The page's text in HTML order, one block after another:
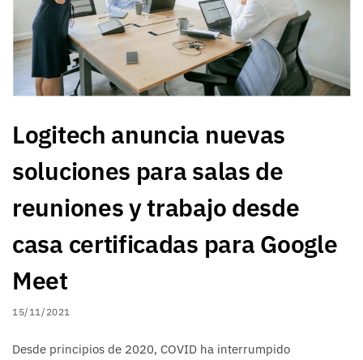
Logitech anuncia nuevas
soluciones para salas de
reuniones y trabajo desde
casa certificadas para Google
Meet
15/11/2021
Desde principios de 2020, COVID ha interrumpido